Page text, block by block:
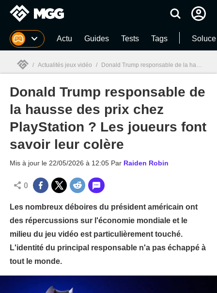
MGG Actu Guides Tests Tags
MGG
/ Actualités jeux vidéo / Donald Trump responsable de la hausse des prix chez PlayStation ? Les joueurs font savoir leur colère
Donald Trump responsable de
la hausse des prix chez
PlayStation ? Les joueurs font
savoir leur colère
Mis à jour le 22/05/2026 à 12:05 Par Raiden Robin
0
Les nombreux déboires du président américain ont
des répercussions sur l'économie mondiale et le
milieu du jeu vidéo est particulièrement touché.
L'identité du principal responsable n'a pas échappé à
tout le monde.